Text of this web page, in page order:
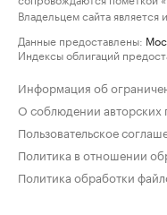
Владельцем сайта является
Данные предоставлены:
Индексы облигаций
Информация об
О соблюдении авторских
Пользовательское
Политика в отношении
Политика обработки